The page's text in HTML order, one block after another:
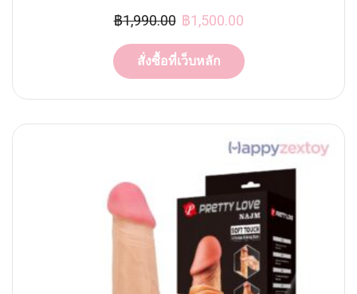
฿1,990.00 ฿1,500.00
สั่งซื้อที่เว็บหลัก